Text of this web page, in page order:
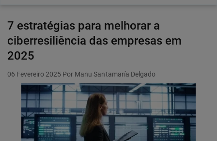
7 estratégias para melhorar a
ciberresiliência das empresas em
2025
06 Fevereiro 2025 Por Manu Santamaría Delgado